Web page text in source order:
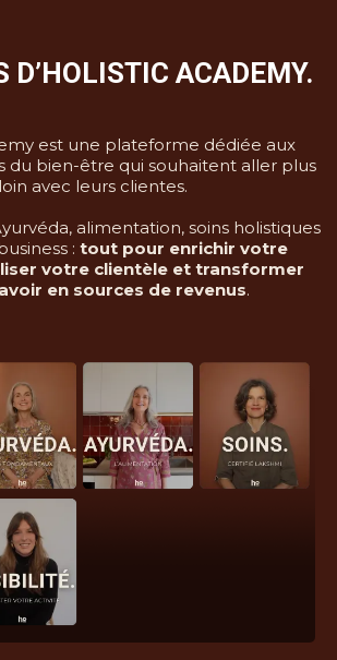
D’HOLISTIC ACADEMY.
est une plateforme dédiée aux
du bien-être qui souhaitent aller plus
loin avec leurs clientes.
alimentation, soins holistiques
: tout pour enrichir votre
votre clientèle et transformer
en sources de revenus.